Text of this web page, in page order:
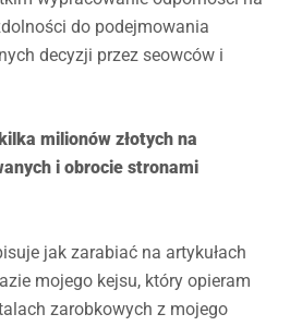
do podejmowania
decyzji przez seowców i
milionów złotych na
i obrocie stronami
jak zarabiać na artykułach
mojego kejsu, który opieram
zarobkowych z mojego